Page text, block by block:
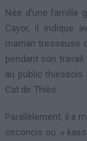
Née d’une famille
Cayor, il indique
maman tresseuse
pendant son
au public thiessois
Cat de Thiès .
Parallèlement, il a
circoncis ou »